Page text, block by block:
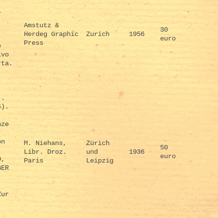
Amstutz &
Herdeg Graphic
Press
Zurich 1956
30
euro
M. Niehans,
Libr. Droz.
Paris
Zürich
und
Leipzig
1936
50
euro